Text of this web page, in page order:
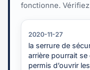
fonctionne.
2020-11-27
la serrure de
arrière pourrait
permis d’ouvrir